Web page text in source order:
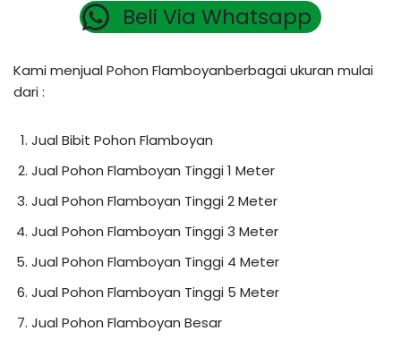
Beli Via Whatsapp
Kami menjual Pohon Flamboyanberbagai ukuran mulai
dari :
Jual Bibit Pohon Flamboyan
Jual Pohon Flamboyan Tinggi 1 Meter
Jual Pohon Flamboyan Tinggi 2 Meter
Jual Pohon Flamboyan Tinggi 3 Meter
Jual Pohon Flamboyan Tinggi 4 Meter
Jual Pohon Flamboyan Tinggi 5 Meter
Jual Pohon Flamboyan Besar